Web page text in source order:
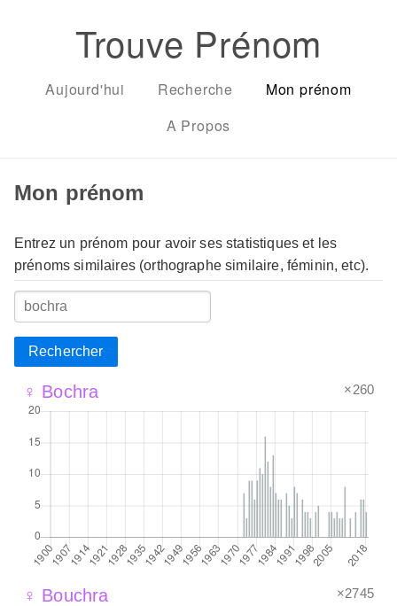
Trouve Prénom
Aujourd'hui Recherche
Mon prénom
A Propos
Mon prénom
Entrez un prénom pour avoir ses statistiques et les
prénoms similaires (orthographe similaire, féminin, etc).
Rechercher
♀ Bochra ×260
♀ Bouchra ×2745